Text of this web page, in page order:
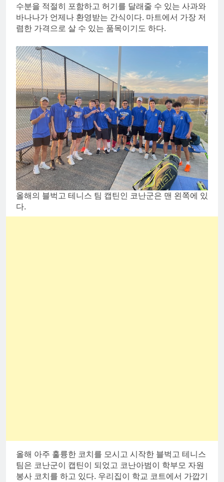
수분을 적절히 포함하고 허기를 달래줄 수 있는 사과와
바나나가 언제나 환영받는 간식이다. 마트에서 가장 저
렴한 가격으로 살 수 있는 품목이기도 하다.
올해의 블벅고 테니스 팀 캡틴인 코난군은 맨 왼쪽에 있
다.
올해 아주 훌륭한 코치를 모시고 시작한 블벅고 테니스
팀은 코난군이 캡틴이 되었고 코난아범이 학부모 자원
봉사 코치를 하고 있다. 우리집이 학교 코트에서 가깝기